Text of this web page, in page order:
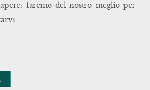
faremo del nostro meglio per